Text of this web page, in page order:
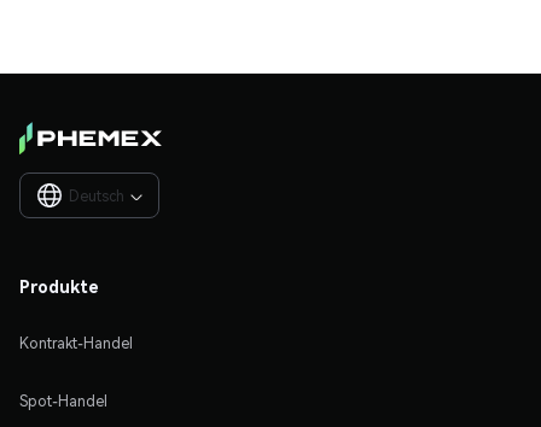
Deutsch 
Produkte
Kontrakt-Handel
Spot-Handel